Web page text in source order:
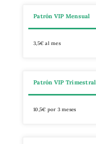
Patrón VIP Mensual
3,5€ al mes
Patrón VIP Trimestral
10,5€ por 3 meses